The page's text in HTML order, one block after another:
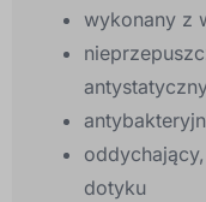
wykonany z
dotyku